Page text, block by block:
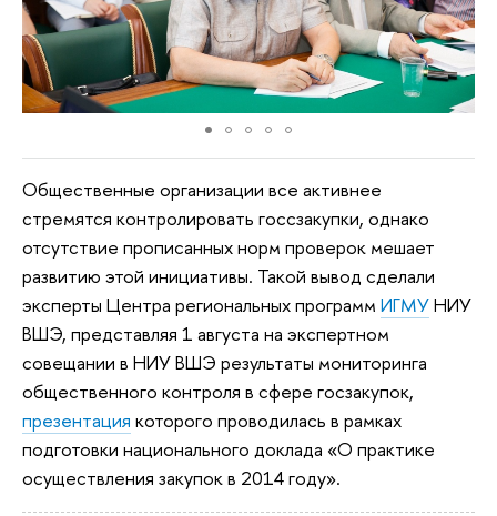
Общественные организации все активнее
стремятся контролировать госсзакупки, однако
отсутствие прописанных норм проверок мешает
развитию этой инициативы. Такой вывод сделали
эксперты Центра региональных программ ИГМУНИУ
ВШЭ, представляя 1 августа на экспертном
совещании в НИУ ВШЭ результаты мониторинга
общественного контроля в сфере госзакупок,
презентация которого проводилась в рамках
подготовки национального доклада «О практике
осуществления закупок в 2014 году».